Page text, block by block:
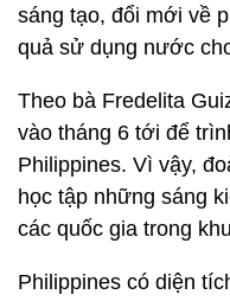
sáng tạo, đổi mới về
quả sử dụng nước
Theo bà Fredelita
vào tháng 6 tới để
Philippines. Vì vậy,
học tập những sáng
các quốc gia trong
Philippines có diện